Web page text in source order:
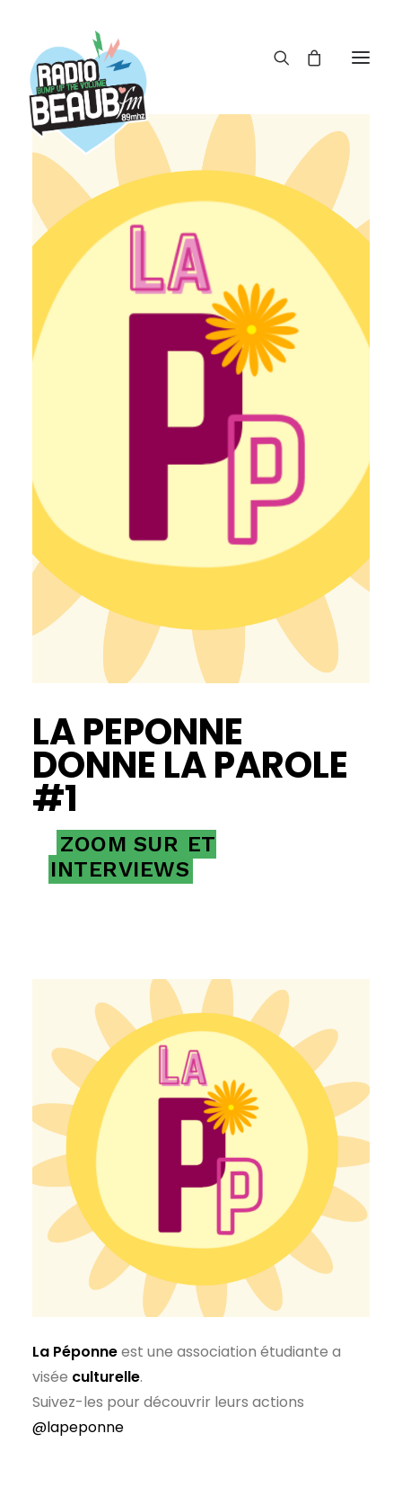
ACTUS
REPLAY
ÉMISSIONS
BOUTIQUE
LA PEPONNE
DONNE LA PAROLE
#1
ZOOM SUR ET
INTERVIEWS
La Péponneest une association étudiante a
visée culturelle.
Suivez-les pour découvrir leurs actions
@lapeponne